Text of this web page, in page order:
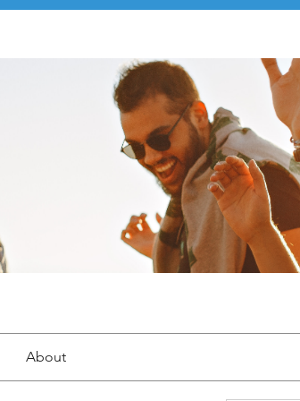
About